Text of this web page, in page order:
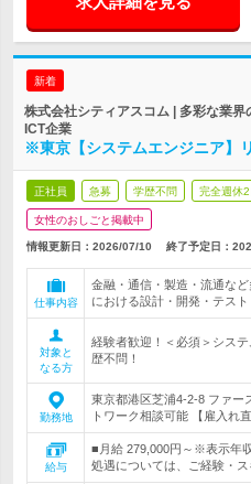
新着
株式会社シティアスコム | 多彩な業
ICT企業
※東京【システムエンジニア】
正社員 急募 学歴不問 完全週休2
女性のおしごと掲載中
情報更新日：2026/07/10 終了予定日：
仕事内容
金融・通信・製造・流通な
における設計・開発・テスト
対象と
なる方
経験者歓迎！＜必須＞シス
歴不問！
勤務地
東京都港区芝浦4-2-8 ファ
トワーク相談可能 【雇入れ
給与
■月給 279,000円～※表示年
処遇については、ご経験・